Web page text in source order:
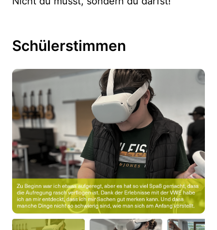
Schülerstimmen